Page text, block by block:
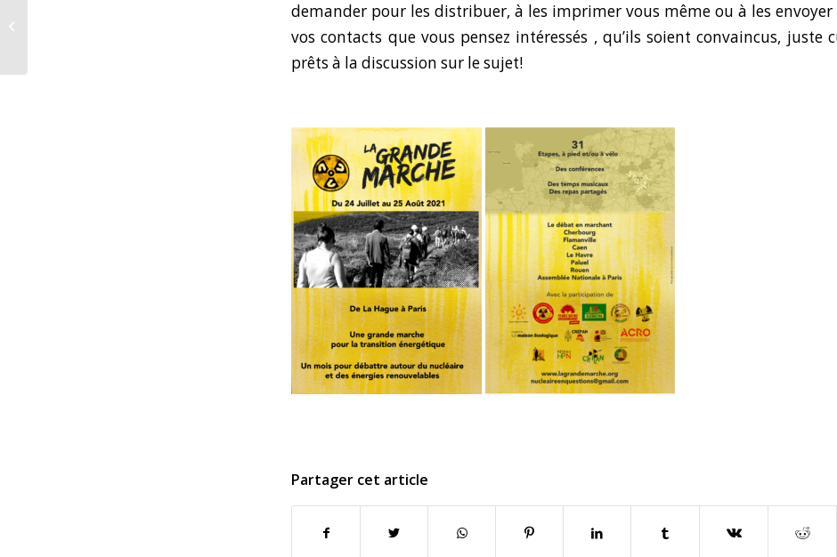
demander pour les distribuer, à les imprimer vous même ou à les envoyer
vos contacts que vous pensez intéressés , qu’ils soient convaincus, juste
prêts à la discussion sur le sujet!
Partager cet article